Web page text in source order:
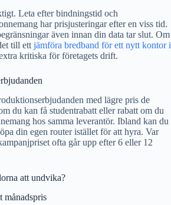
Leta efter bindningstid och
har prisjusteringar efter en viss tid.
även innan din data tar slut. Om
till ett jämföra bredband för ett nytt kontor i
kritiska för företagets drift.
med lägre pris de
du kan få studentrabatt eller rabatt om du
hos samma leverantör. Ibland kan du
din egen router istället för att hyra. Var
ofta går upp efter 6 eller 12
att undvika?
månadspris